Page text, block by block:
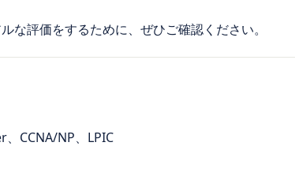
な評価をするために、ぜひご確認ください。
CCNA/NP、LPIC